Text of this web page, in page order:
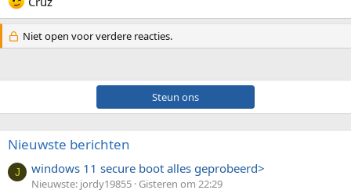
Niet open voor verdere reacties.
Steun ons
Nieuwste berichten
J windows 11 secure boot alles geprobeerd>
Nieuwste: jordy19855 Gisteren om 22:29